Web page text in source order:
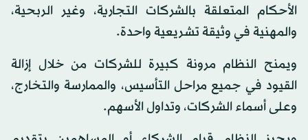
الأحكام المتعلقة بالشركات التجارية، وغير الربحية،
والمهنية في وثيقة تشريعية واحدة.
ويمنح النظام مرونة كبيرة للشركات من خلال إزالة
القيود في جميع مراحل التأسيس، والممارسة والتخارج،
وعلى أسماء الشركات، وتداول الأسهم.